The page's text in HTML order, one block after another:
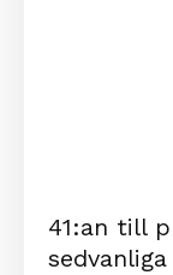
41:an till